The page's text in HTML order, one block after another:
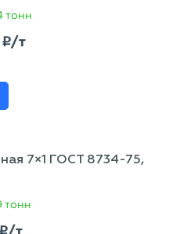
тонн
p/т
7×1 ГОСТ 8734-75,
тонн
p